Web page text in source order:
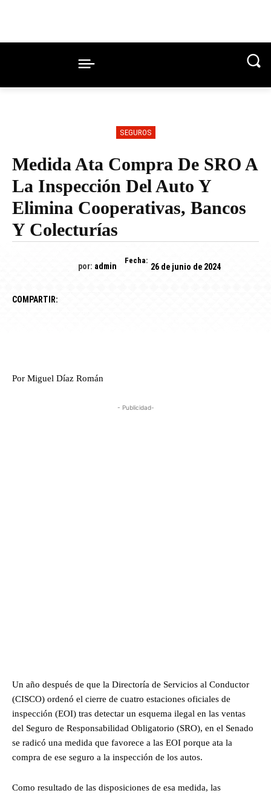
SEGUROS
Medida Ata Compra De SRO A
La Inspección Del Auto Y
Elimina Cooperativas, Bancos
Y Colecturías
por: admin
Fecha:
26 de junio de 2024
COMPARTIR:
Por Miguel Díaz Román
- Publicidad-
Un año después de que la Directoría de Servicios al Conductor
(CISCO) ordenó el cierre de cuatro estaciones oficiales de
inspección (EOI) tras detectar un esquema ilegal en las ventas
del Seguro de Responsabilidad Obligatorio (SRO), en el Senado
se radicó una medida que favorece a las EOI porque ata la
compra de ese seguro a la inspección de los autos.
Como resultado de las disposiciones de esa medida, las